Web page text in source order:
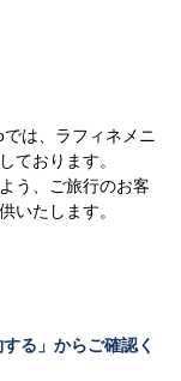
は、ラフィネメニ
ております。
う、ご旅行のお客
いたします。
る」からご確認く